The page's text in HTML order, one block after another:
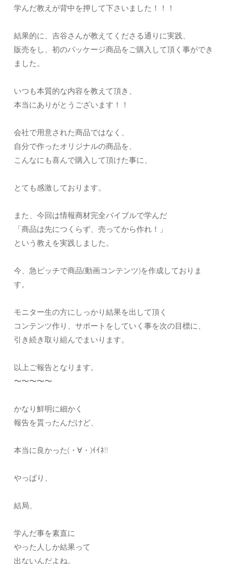
学んだ教えが背中を押して下さいました！！！
結果的に、吉谷さんが教えてくださる通りに実践、
販売をし、初のパッケージ商品をご購入して頂く事ができ
ました。
いつも本質的な内容を教えて頂き、
本当にありがとうございます！！
会社で用意された商品ではなく、
自分で作ったオリジナルの商品を、
こんなにも喜んで購入して頂けた事に、
とても感激しております。
また、今回は情報商材完全バイブルで学んだ
「商品は先につくらず、売ってから作れ！」
という教えを実践しました。
今、急ピッチで商品(動画コンテンツ)を作成しておりま
す。
モニター生の方にしっかり結果を出して頂く
コンテンツ作り、サポートをしていく事を次の目標に、
引き続き取り組んでまいります。
以上ご報告となります。
〜〜〜〜〜
かなり鮮明に細かく
報告を貰ったんだけど、
本当に良かった(・∀・)ｲｲﾈ!!
やっぱり、
結局、
学んだ事を素直に
やった人しか結果って
出ないんだよね。